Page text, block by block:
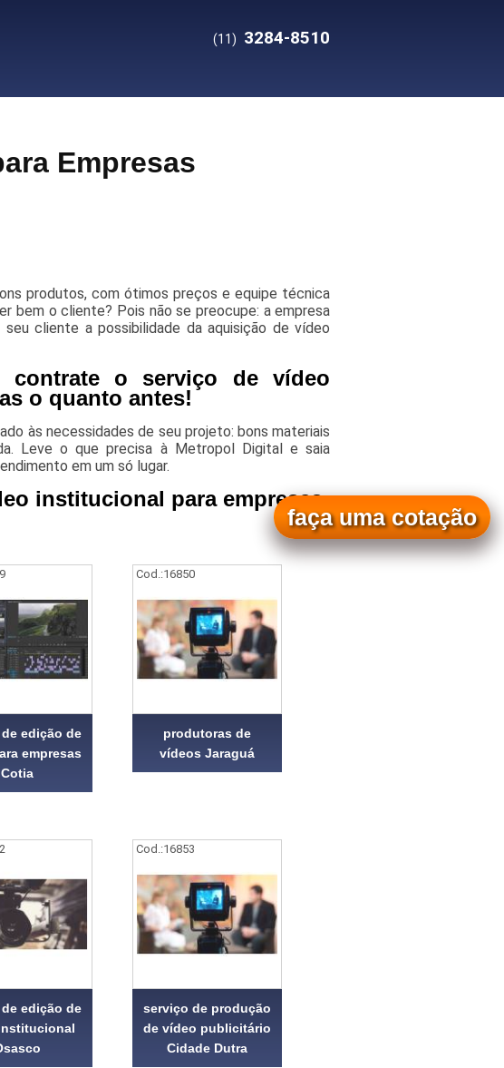
(11) 3284-8510
Empresas
produtos, com ótimos preços e equipe técnica
bem o cliente? Pois não se preocupe: a empresa
cliente a possibilidade da aquisição de vídeo
contrate o serviço de vídeo
o quanto antes!
às necessidades de seu projeto: bons materiais
Leve o que precisa à Metropol Digital e saia
em um só lugar.
institucional para empresas
faça uma cotação
edição de
empresas
Cotia
Cod.:16850
produtoras de
vídeos Jaraguá
edição de
Cod.:16853
serviço de produção
de vídeo publicitário
Cidade Dutra